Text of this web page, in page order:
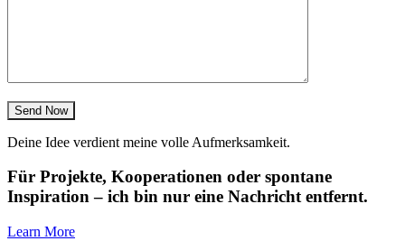
Send Now
Deine Idee verdient meine volle Aufmerksamkeit.
Für Projekte, Kooperationen oder spontane
Inspiration – ich bin nur eine Nachricht entfernt.
Learn More